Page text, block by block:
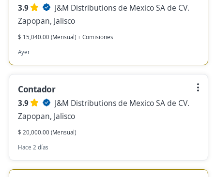
3.9
J&M Distributions de Mexico SA de CV.
Zapopan, Jalisco
$ 15,040.00 (Mensual) + Comisiones
Ayer
Contador
3.9
J&M Distributions de Mexico SA de CV.
Zapopan, Jalisco
$ 20,000.00 (Mensual)
Hace 2 días